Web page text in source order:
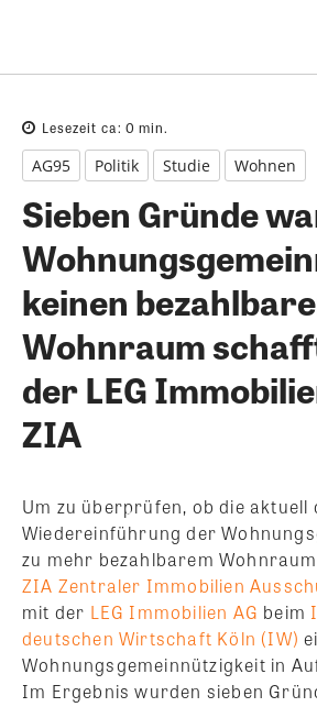
Lesezeit ca: 0 min.
AG95 Politik Studie Wohnen
Sieben Gründe
keinen
Wohnraum
der LEG
ZIA
Um zu überprüfen, ob die
Wiedereinführung der
zu mehr bezahlbarem
ZIA Zentraler Immobilien
mit der LEG Immobilien AG beim
deutschen Wirtschaft Köln (IW)
Wohnungsgemeinnützigkeit in
Im Ergebnis wurden sieben